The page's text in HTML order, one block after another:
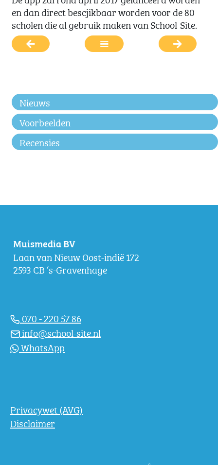
en dan direct bescjikbaar worden voor de 80
scholen die al gebruik maken van School-Site.
Nieuws
Voorbeelden
Recensies
Muismedia BV
Laan van Nieuw Oost-indië 172
2593 CB ‘s-Gravenhage
070 - 220 57 86
info@school-site.nl
WhatsApp
Privacywet (AVG)
Disclaimer